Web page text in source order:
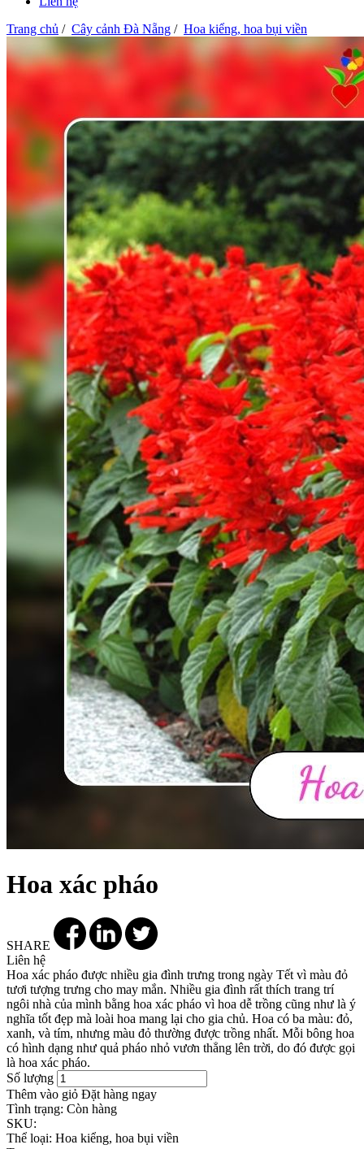
Trang chủ / Cây cảnh Đà Nẵng / Hoa kiểng, hoa bụi viền
Hoa xác pháo
SHARE
Liên hệ
Hoa xác pháo được nhiều gia đình trưng trong ngày Tết vì màu đỏ
tươi tượng trưng cho may mắn. Nhiều gia đình rất thích trang trí
ngôi nhà của mình bằng hoa xác pháo vì hoa dễ trồng cũng như là ý
nghĩa tốt đẹp mà loài hoa mang lại cho gia chủ. Hoa có ba màu: đỏ,
xanh, và tím, nhưng màu đỏ thường được trồng nhất. Mỗi bông hoa
có hình dạng như quả pháo nhỏ vươn thẳng lên trời, do đó được gọi
là hoa xác pháo.
Số lượng
Thêm vào giỏ Đặt hàng ngay
Tình trạng: Còn hàng
SKU:
Thể loại: Hoa kiểng, hoa bụi viền